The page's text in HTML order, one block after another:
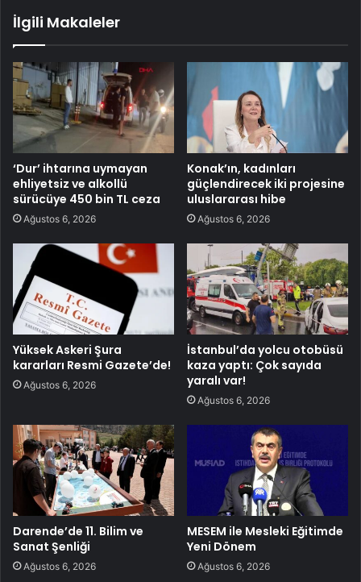
İlgili Makaleler
‘Dur’ ihtarına uymayan
ehliyetsiz ve alkollü
sürücüye 450 bin TL ceza
Ağustos 6, 2026
Konak’ın, kadınları
güçlendirecek iki projesine
uluslararası hibe
Ağustos 6, 2026
Yüksek Askeri Şura
kararları Resmi Gazete’de!
Ağustos 6, 2026
İstanbul’da yolcu otobüsü
kaza yaptı: Çok sayıda
yaralı var!
Ağustos 6, 2026
Darende’de 11. Bilim ve
Sanat Şenliği
Ağustos 6, 2026
MESEM ile Mesleki Eğitimde
Yeni Dönem
Ağustos 6, 2026